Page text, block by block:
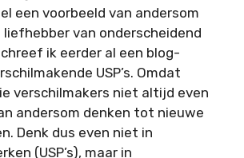
een voorbeeld van andersom
liefhebber van onderscheidend
ik eerder al een blog-
USP’s. Omdat
verschilmakers niet altijd even
andersom denken tot nieuwe
Denk dus even niet in
(USP’s), maar in